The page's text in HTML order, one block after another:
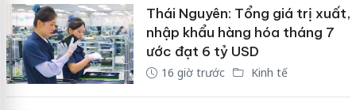
Thái Nguyên: Tổng giá trị xuất,
nhập khẩu hàng hóa tháng 7
ước đạt 6 tỷ USD
16 giờ trước Kinh tế